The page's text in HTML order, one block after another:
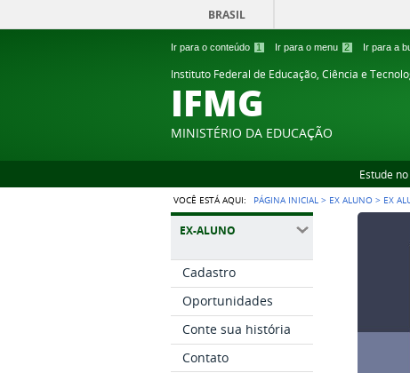
Ir para o conteúdo 1 Ir para o menu 2 Ir para a
BRASIL
Instituto Federal de Educação, Ciência e
IFMG
MINISTÉRIO DA EDUCAÇÃO
Estude no
VOCÊ ESTÁ AQUI: PÁGINA INICIAL > EX ALUNO > EX
EX-ALUNO
Cadastro
Oportunidades
Conte sua história
Contato